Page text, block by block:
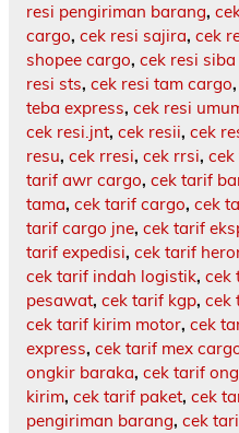
resi pengiriman barang,
cargo, cek resi sajira, cek
shopee cargo, cek resi
resi sts, cek resi tam cargo,
teba express, cek resi
cek resi.jnt, cek resii, cek
resu, cek rresi, cek rrsi,
tarif awr cargo, cek tarif
tama, cek tarif cargo, cek
tarif cargo jne, cek tarif
tarif expedisi, cek tarif
cek tarif indah logistik, cek
pesawat, cek tarif kgp, cek
cek tarif kirim motor, cek
express, cek tarif mex
ongkir baraka, cek tarif
kirim, cek tarif paket, cek
pengiriman barang, cek